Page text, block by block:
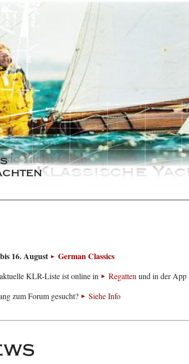
16. August German Classics
KLR-Liste ist online in Regattenund in der App
zum Forum gesucht?
Siehe Info